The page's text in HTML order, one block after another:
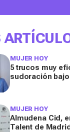
MUJER HOY
5 trucos muy
sudoración
MUJER HOY
Almudena Cid,
Talent de